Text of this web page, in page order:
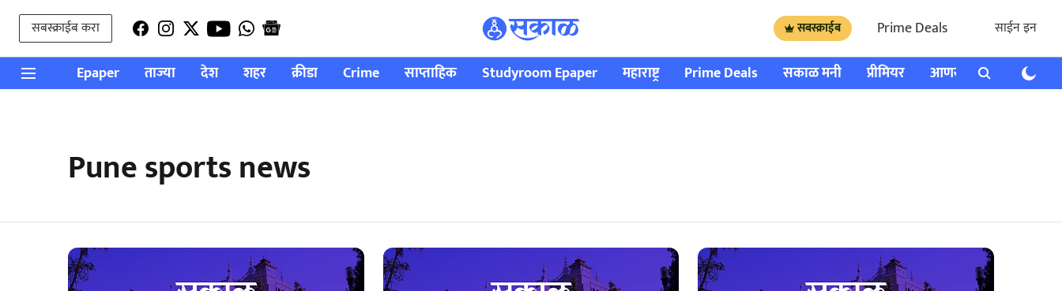
सबस्क्राईब करा सबस्क्राईब Prime Deals साईन इन
Epaper ताज्या देश शहर क्रीडा Crime साप्ताहिक Studyroom Epaper महाराष्ट्र Prime Deals सकाळ मनी प्रीमियर आणखी राशी भविष्य
Pune sports news